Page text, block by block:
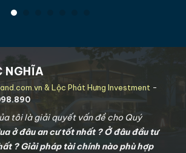
NGHĨA
& Lộc Phát Hưng Investment -
tôi là giải quyết vấn đề cho Quý
ở đâu an cư tốt nhất ? Ở đâu đầu tư
? Giải pháp tài chính nào phù hợp